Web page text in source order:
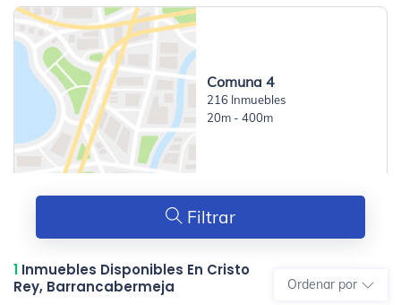
Comuna 4
216 Inmuebles
20m - 400m
Filtrar
1 Inmuebles Disponibles En Cristo
Rey, Barrancabermeja
Ordenar por